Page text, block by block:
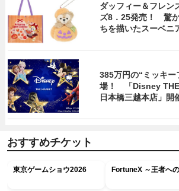
ダッフィー＆フレン
ズ8．25発売！ 驚
ちを描いたスーベニ
385万円の“ミッキー
場！ 「Disney
日本橋三越本店」開
おすすめチケット
東京ゲームショウ2026 FortuneX ～王者へ